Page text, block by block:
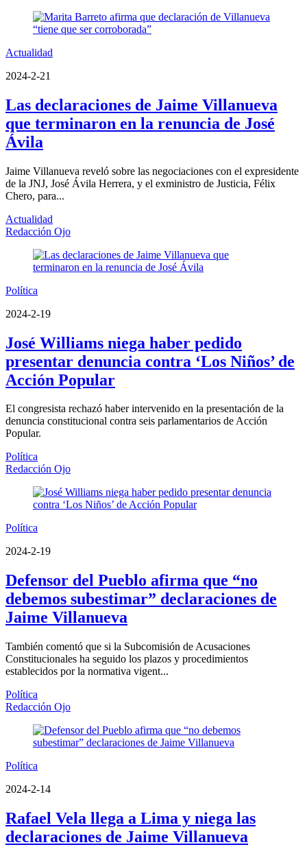
Actualidad
2024-2-21
Las declaraciones de Jaime Villanueva
que terminaron en la renuncia de José
Ávila
Jaime Villanueva reveló sobre las negociaciones con el expresidente
de la JNJ, José Ávila Herrera, y el exministro de Justicia, Félix
Chero, para...
Actualidad
Redacción Ojo
Política
2024-2-19
José Williams niega haber pedido
presentar denuncia contra ‘Los Niños’ de
Acción Popular
El congresista rechazó haber intervenido en la presentación de la
denuncia constitucional contra seis parlamentarios de Acción
Popular.
Política
Redacción Ojo
Política
2024-2-19
Defensor del Pueblo afirma que “no
debemos subestimar” declaraciones de
Jaime Villanueva
También comentó que si la Subcomisión de Acusaciones
Constitucionales ha seguido los plazos y procedimientos
establecidos por la normativa vigent...
Política
Redacción Ojo
Política
2024-2-14
Rafael Vela llega a Lima y niega las
declaraciones de Jaime Villanueva